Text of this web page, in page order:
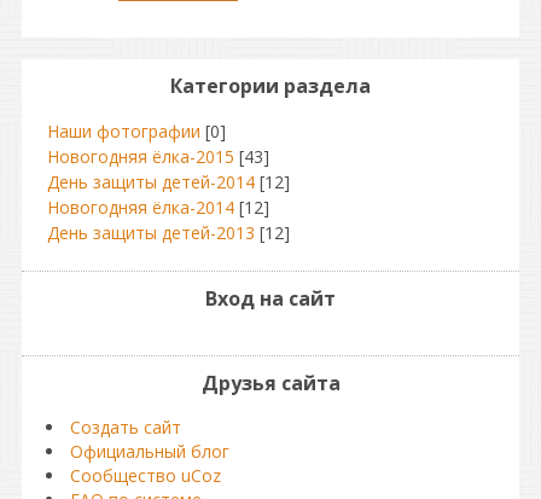
Категории раздела
Наши фотографии [0]
Новогодняя ёлка-2015 [43]
День защиты детей-2014 [12]
Новогодняя ёлка-2014 [12]
День защиты детей-2013 [12]
Вход на сайт
Друзья сайта
Создать сайт
Официальный блог
Сообщество uCoz